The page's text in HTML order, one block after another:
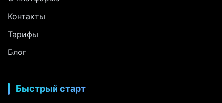
Контакты
Тарифы
Блог
Быстрый старт